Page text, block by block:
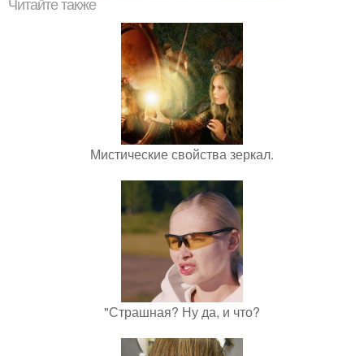
Читайте также
Мистические свойства зеркал.
"Страшная? Ну да, и что?